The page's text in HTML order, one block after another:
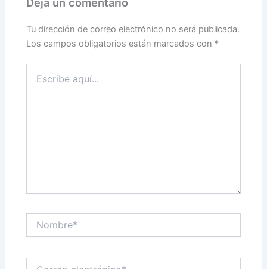
Tu dirección de correo electrónico no será publicada.
Los campos obligatorios están marcados con *
aquí...